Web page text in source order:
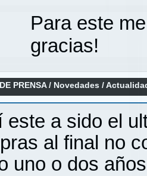
Para este
gracias!
PRENSA/ Novedades /
este a sido el
al final no
uno o dos